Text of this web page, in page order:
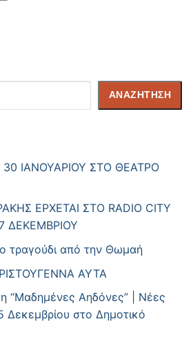
ΑΝΑΖΉΤΗΣΗ
ΙΑΝΟΥΑΡΙΟΥ ΣΤΟ ΘΕΑΤΡΟ
ΕΡΧΕΤΑΙ ΣΤΟ RADIO CITY
ΔΕΚΕΜΒΡΙΟΥ
τραγούδι από την Θωμαή
ΑΥΤΑ
“Μαδημένες Αηδόνες” | Νέες
Δεκεμβρίου στο Δημοτικό